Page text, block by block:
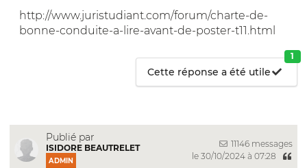
http://www.juristudiant.com/forum/charte-de-
bonne-conduite-a-lire-avant-de-poster-t11.html
Cette réponse a été utile
1
Publié par
ISIDORE BEAUTRELET
ADMIN
11146 messages
le 30/10/2024 à 07:28